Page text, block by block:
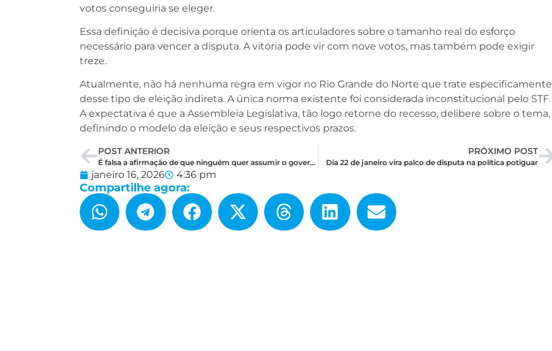
votos conseguiria se eleger.
Essa definição é decisiva porque orienta os articuladores sobre o tamanho real do esforço
necessário para vencer a disputa. A vitória pode vir com nove votos, mas também pode exigir
treze.
Atualmente, não há nenhuma regra em vigor no Rio Grande do Norte que trate especificamente
desse tipo de eleição indireta. A única norma existente foi considerada inconstitucional pelo STF.
A expectativa é que a Assembleia Legislativa, tão logo retorne do recesso, delibere sobre o tema,
definindo o modelo da eleição e seus respectivos prazos.
POST ANTERIOR
É falsa a afirmação de que ninguém quer assumir o governo do Estado
PRÓXIMO POST
Dia 22 de janeiro vira palco de disputa na política potiguar
janeiro 16, 2026 4:36 pm
Compartilhe agora: